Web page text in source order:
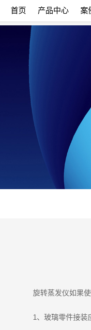
首页 产品中心 案
旋转蒸发仪如果使
1、玻璃零件接装应